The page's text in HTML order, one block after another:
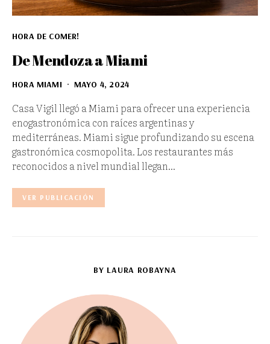
HORA DE COMER!
De Mendoza a Miami
HORA MIAMI MAYO 4, 2024
Casa Vigil llegó a Miami para ofrecer una experiencia
enogastronómica con raíces argentinas y
mediterráneas. Miami sigue profundizando su escena
gastronómica cosmopolita. Los restaurantes más
reconocidos a nivel mundial llegan…
VER PUBLICACIÓN
BY LAURA ROBAYNA